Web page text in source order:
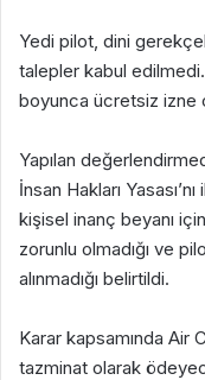
Yedi pilot, dini
talepler kabul
boyunca ücretsiz izne
Yapılan
İnsan Hakları
kişisel inanç beyanı
zorunlu olmadığı ve
alınmadığı belirtildi.
Karar kapsamında Air
tazminat olarak